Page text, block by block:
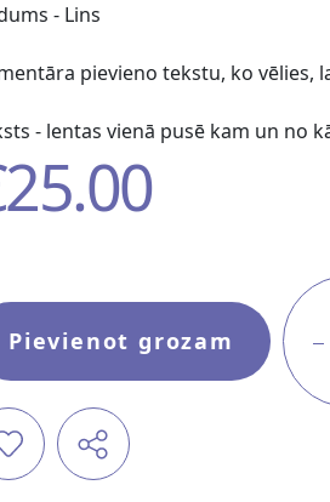
- Lins
pievieno tekstu, ko vēlies,
- lentas vienā pusē kam un no
25.00
Pievienot grozam